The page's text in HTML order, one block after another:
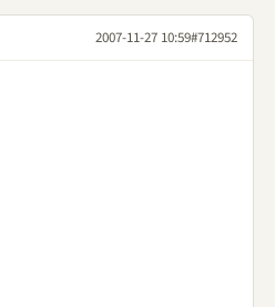
2007-11-27 10:59#712952